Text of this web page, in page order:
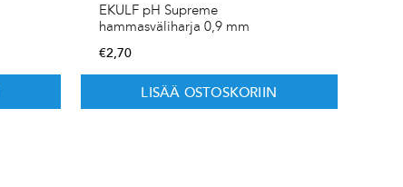
EKULF pH Supreme
hammasväliharja 0,9 mm
€2,70
LISÄÄ OSTOSKORIIN